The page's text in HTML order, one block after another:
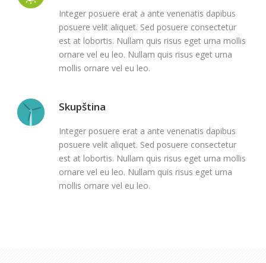
Integer posuere erat a ante venenatis dapibus
posuere velit aliquet. Sed posuere consectetur
est at lobortis. Nullam quis risus eget urna mollis
ornare vel eu leo. Nullam quis risus eget urna
mollis ornare vel eu leo.
Skupština
Integer posuere erat a ante venenatis dapibus
posuere velit aliquet. Sed posuere consectetur
est at lobortis. Nullam quis risus eget urna mollis
ornare vel eu leo. Nullam quis risus eget urna
mollis ornare vel eu leo.